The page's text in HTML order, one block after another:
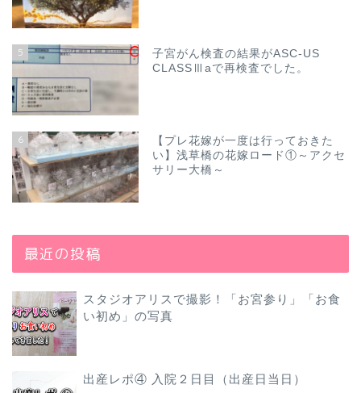
5
子宮がん検査の結果がASC-US
CLASSⅢaで再検査でした。
6
【プレ花嫁が一度は行っておきた
い】浅草橋の花嫁ロード①～アクセ
サリー大橋～
最近の投稿
スタジオアリスで撮影！「お宮参り」「お食
い初め」の写真
出産レポ④ 入院２日目（出産日当日）